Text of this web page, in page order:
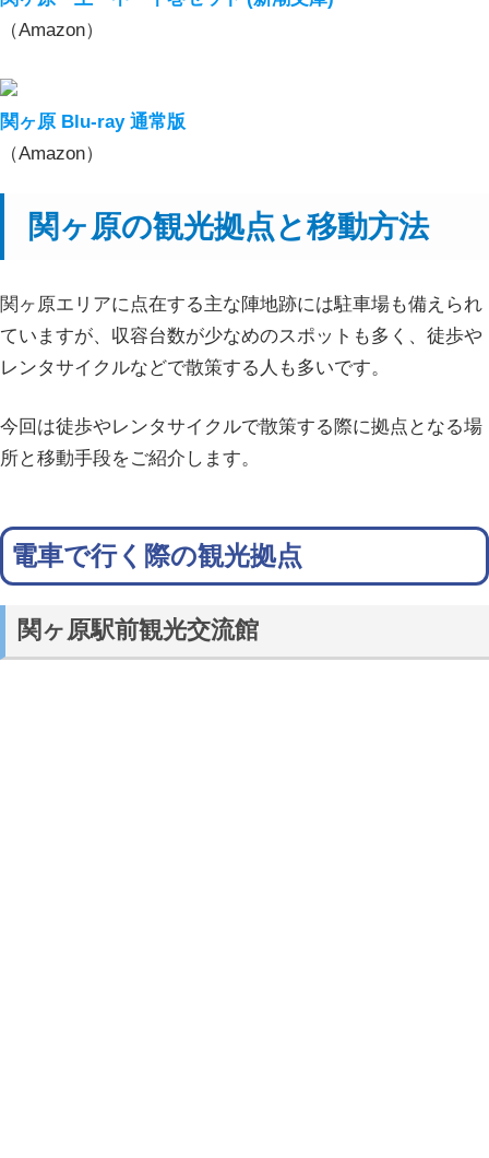
（Amazon）
関ヶ原 Blu-ray 通常版
（Amazon）
関ヶ原の観光拠点と移動方法
関ヶ原エリアに点在する主な陣地跡には駐車場も備えられ
ていますが、収容台数が少なめのスポットも多く、徒歩や
レンタサイクルなどで散策する人も多いです。
今回は徒歩やレンタサイクルで散策する際に拠点となる場
所と移動手段をご紹介します。
電車で行く際の観光拠点
関ヶ原駅前観光交流館